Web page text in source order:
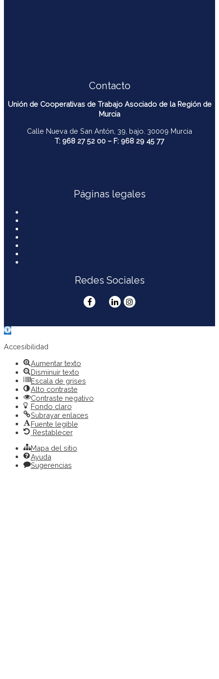
Contacto
Unión de Cooperativas de Trabajo Asociado de la Región de
Murcia
Calle Nueva de San Antón, 39, bajo. 30009 Murcia
T: 968 27 52 00 – F: 968 29 45 77
Páginas legales
Redes Sociales
Abrir
de
Accesibilidad
Aumentar texto
Disminuir texto
Escala de grises
Alto contraste
Contraste negativo
Fondo claro
Subrayar enlaces
Fuente legible
Restablecer
Mapa del sitio
Ayuda
Sugerencias